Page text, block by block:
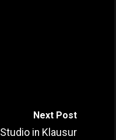
Next Post
Studio in Klausur